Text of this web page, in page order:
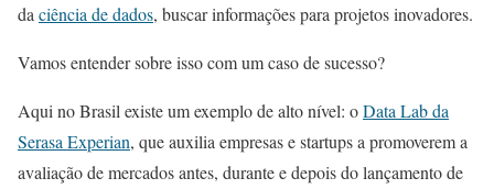
da ciência de dados, buscar informações para projetos inovadores.
Vamos entender sobre isso com um caso de sucesso?
Aqui no Brasil existe um exemplo de alto nível: oData Lab da
Serasa Experian, que auxilia empresas e startups a promoverem a
avaliação de mercados antes, durante e depois do lançamento de